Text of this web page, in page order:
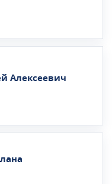
Алексеевич